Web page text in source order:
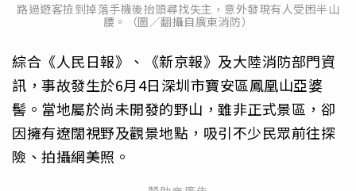
路過遊客撿到掉落手機後抬頭尋找失主，意外發現有人受困半山
腰。（圖／翻攝自廣東消防）
綜合《人民日報》、《新京報》及大陸消防部門資
訊，事故發生於6月4日深圳市寶安區鳳凰山亞婆
髻。當地屬於尚未開發的野山，雖非正式景區，卻
因擁有遼闊視野及觀景地點，吸引不少民眾前往探
險、拍攝網美照。